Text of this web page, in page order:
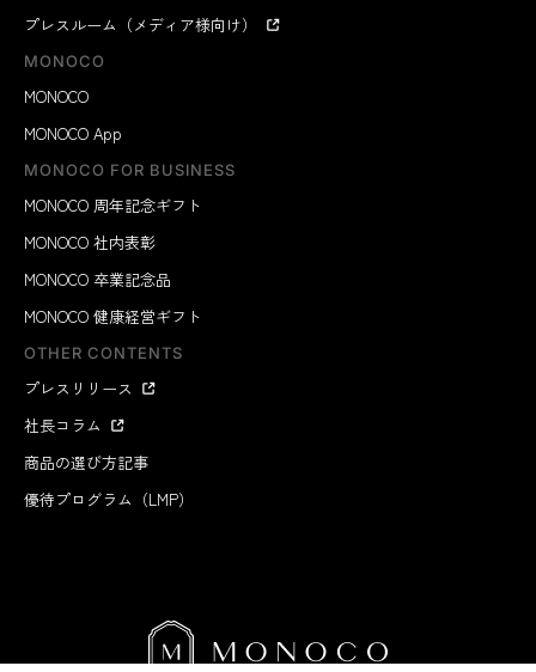
プレスルーム（メディア様向け）
MONOCO
MONOCO
MONOCO App
MONOCO FOR BUSINESS
MONOCO 周年記念ギフト
MONOCO 社内表彰
MONOCO 卒業記念品
MONOCO 健康経営ギフト
OTHER CONTENTS
プレスリリース
社長コラム
商品の選び方記事
優待プログラム（LMP）